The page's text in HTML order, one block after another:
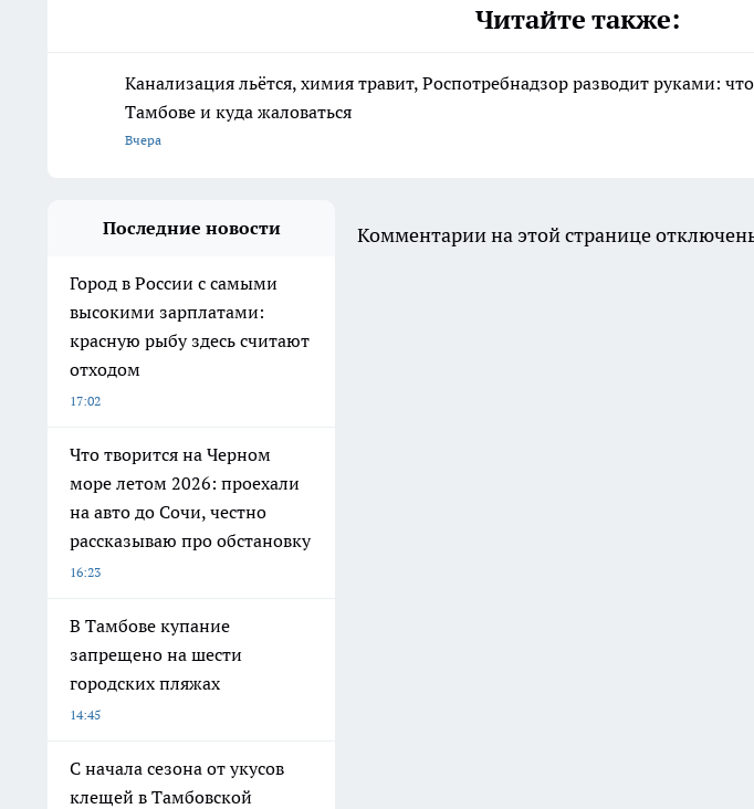
Читайте также:
Канализация льётся, химия травит, Роспотребнадзор разводит руками:
Тамбове и куда жаловаться
Вчера
Последние новости
Город в России с самыми
высокими зарплатами:
красную рыбу здесь считают
отходом
17:02
Что творится на Черном
море летом 2026: проехали
на авто до Сочи, честно
рассказываю про обстановку
16:23
В Тамбове купание
запрещено на шести
городских пляжах
14:45
С начала сезона от укусов
клещей в Тамбовской
Комментарии на этой странице